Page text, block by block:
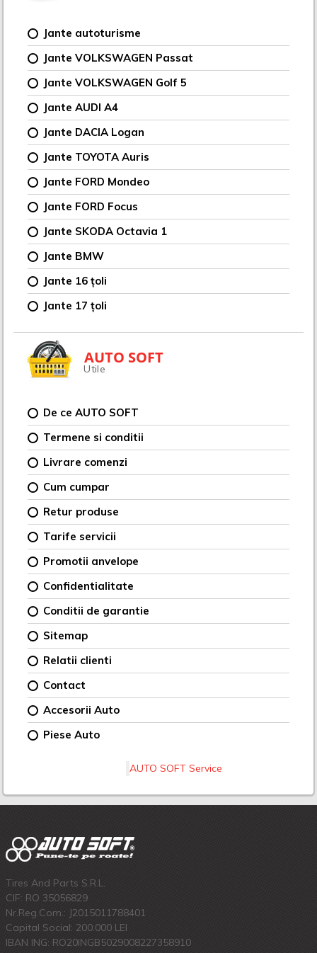
Jante autoturisme
Jante VOLKSWAGEN Passat
Jante VOLKSWAGEN Golf 5
Jante AUDI A4
Jante DACIA Logan
Jante TOYOTA Auris
Jante FORD Mondeo
Jante FORD Focus
Jante SKODA Octavia 1
Jante BMW
Jante 16 țoli
Jante 17 țoli
AUTO SOFT
Utile
De ce AUTO SOFT
Termene si conditii
Livrare comenzi
Cum cumpar
Retur produse
Tarife servicii
Promotii anvelope
Confidentialitate
Conditii de garantie
Sitemap
Relatii clienti
Contact
Accesorii Auto
Piese Auto
AUTO SOFT Service
Tires And Parts S.R.L.
CIF: RO 35056829
Nr.Reg.Com.: J2015011788401
Capital Social: 200.000 LEI
IBAN ING: RO20INGB5029008227358910